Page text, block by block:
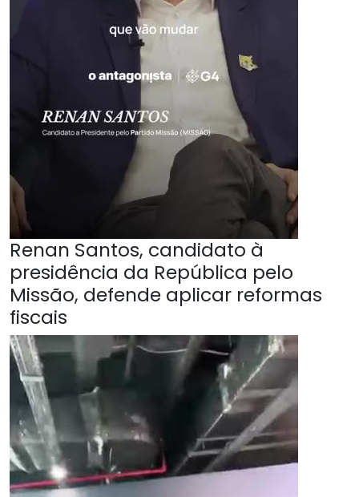
Renan Santos, candidato à
presidência da República pelo
Missão, defende aplicar reformas
fiscais